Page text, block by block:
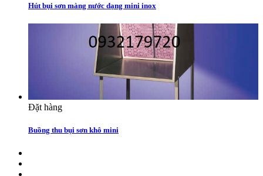
Hút bụi sơn màng nước dạng mini inox
Đặt hàng
Buồng thu bụi sơn khô mini